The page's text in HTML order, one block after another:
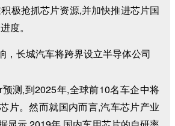
极抢抓芯片资源,并加快推进芯片国
度。
测,到2025年,全球前10名车企中将
片。然而就国内而言,汽车芯片产业